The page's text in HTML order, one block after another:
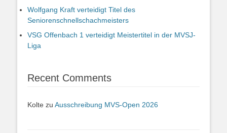
Wolfgang Kraft verteidigt Titel des
Seniorenschnellschachmeisters
VSG Offenbach 1 verteidigt Meistertitel in der MVSJ-
Liga
Recent Comments
Kolte zu Ausschreibung MVS-Open 2026